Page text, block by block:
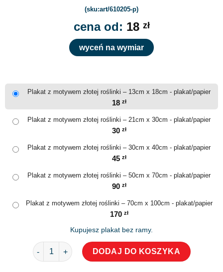
(sku:art/610205-p)
cena od: 18 zł
wyceń na wymiar
Plakat z motywem złotej roślinki – 13cm x 18cm - plakat/papier
18 zł
Plakat z motywem złotej roślinki – 21cm x 30cm - plakat/papier
30 zł
Plakat z motywem złotej roślinki – 30cm x 40cm - plakat/papier
45 zł
Plakat z motywem złotej roślinki – 50cm x 70cm - plakat/papier
90 zł
Plakat z motywem złotej roślinki – 70cm x 100cm - plakat/papier
170 zł
Kupujesz plakat bez ramy.
ilość Plakat z motywem złotej roślinki
DODAJ DO KOSZYKA